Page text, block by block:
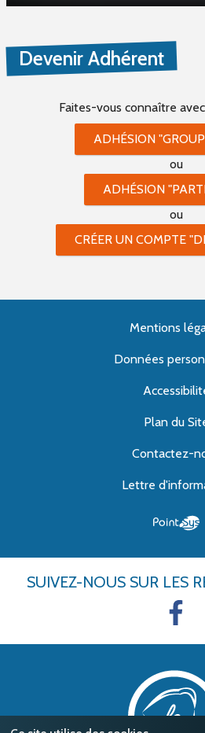
Devenir Adhérent
Faites-vous connaître
ADHÉSION
ou
ADHÉSION
ou
CRÉER UN COMPTE
Mentions
Données
Plan du
Contactez-
Lettre
SUIVEZ-NOUS SUR LES